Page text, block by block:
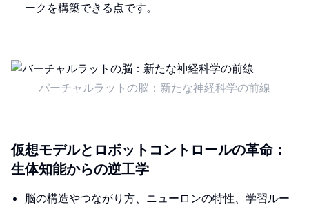
ークを構築できる点です。
バーチャルラットの脳：新たな神経科学の前線
仮想モデルとロボットコントロールの革命：
生体知能からの逆工学
脳の構造やつながり方、ニューロンの特性、学習ルー